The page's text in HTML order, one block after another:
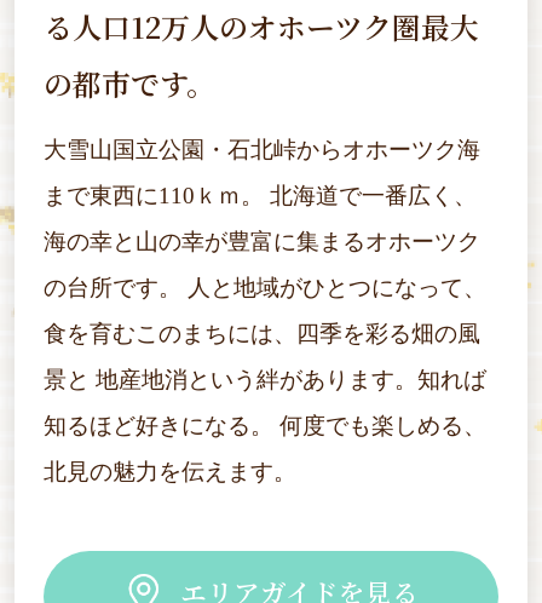
る 人口12万人のオホーツク圏最大
の都市です。
大雪山国立公園・石北峠からオホーツク海
まで東西に110ｋｍ。 北海道で一番広く、
海の幸と山の幸が豊富に集まるオホーツク
の台所です。
人と地域がひとつになって、
食を育むこのまちには、四季を彩る畑の風
景と 地産地消という絆があります。知れば
知るほど好きになる。 何度でも楽しめる、
北見の魅力を伝えます。
エリアガイドを見る